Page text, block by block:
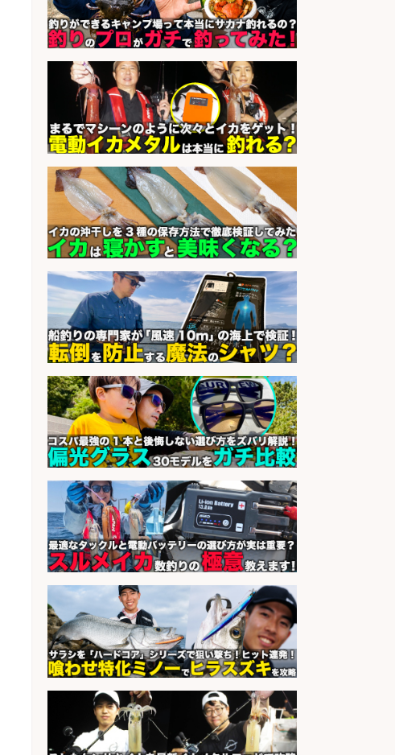
会社名
株式会社セイノースタッフサー
ビス
sponsored by 求人ボックス
配達/ドライバー/ドライバー補助 魚
の梱包 年齢経験不問/完全週休2日で
最低月収33万円保証
sponsored by 求人ボックス
ホールスタッフ/20代～30代が活躍
中/高時給/週3日～OK/お肉・お魚料
東京都
会社名 株式会社ディンプル
sponsored by 求人ボックス
日払いOKで即日収入/キッチンスタ
ッフ/「神戸市灘区」「時給1,500
円」王子公園駅徒歩4分のスーパー
でお魚の加工やお刺身の盛り付け/
日払いOK/未経験歓迎のシフト制日
勤&自転車・バイク通勤OK/兵庫県
会社名
パーソルファクトリーパートナ
ーズ株式会社
sponsored by 求人ボックス
日払いOKで即日収入/飲食・フード
その他/「神戸市灘区」 自転車/王子
公園駅徒歩4分のスーパーでお魚の
加工やお刺身の盛り付け/日払いOK/
未経験歓迎のシフト制日勤&バイク
通勤OK
会社名
パーソルファクトリーパートナ
ーズ株式会社
sponsored by 求人ボックス